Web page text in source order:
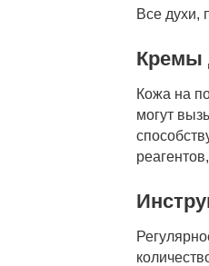
Все духи,
Кремы
Кожа на
могут